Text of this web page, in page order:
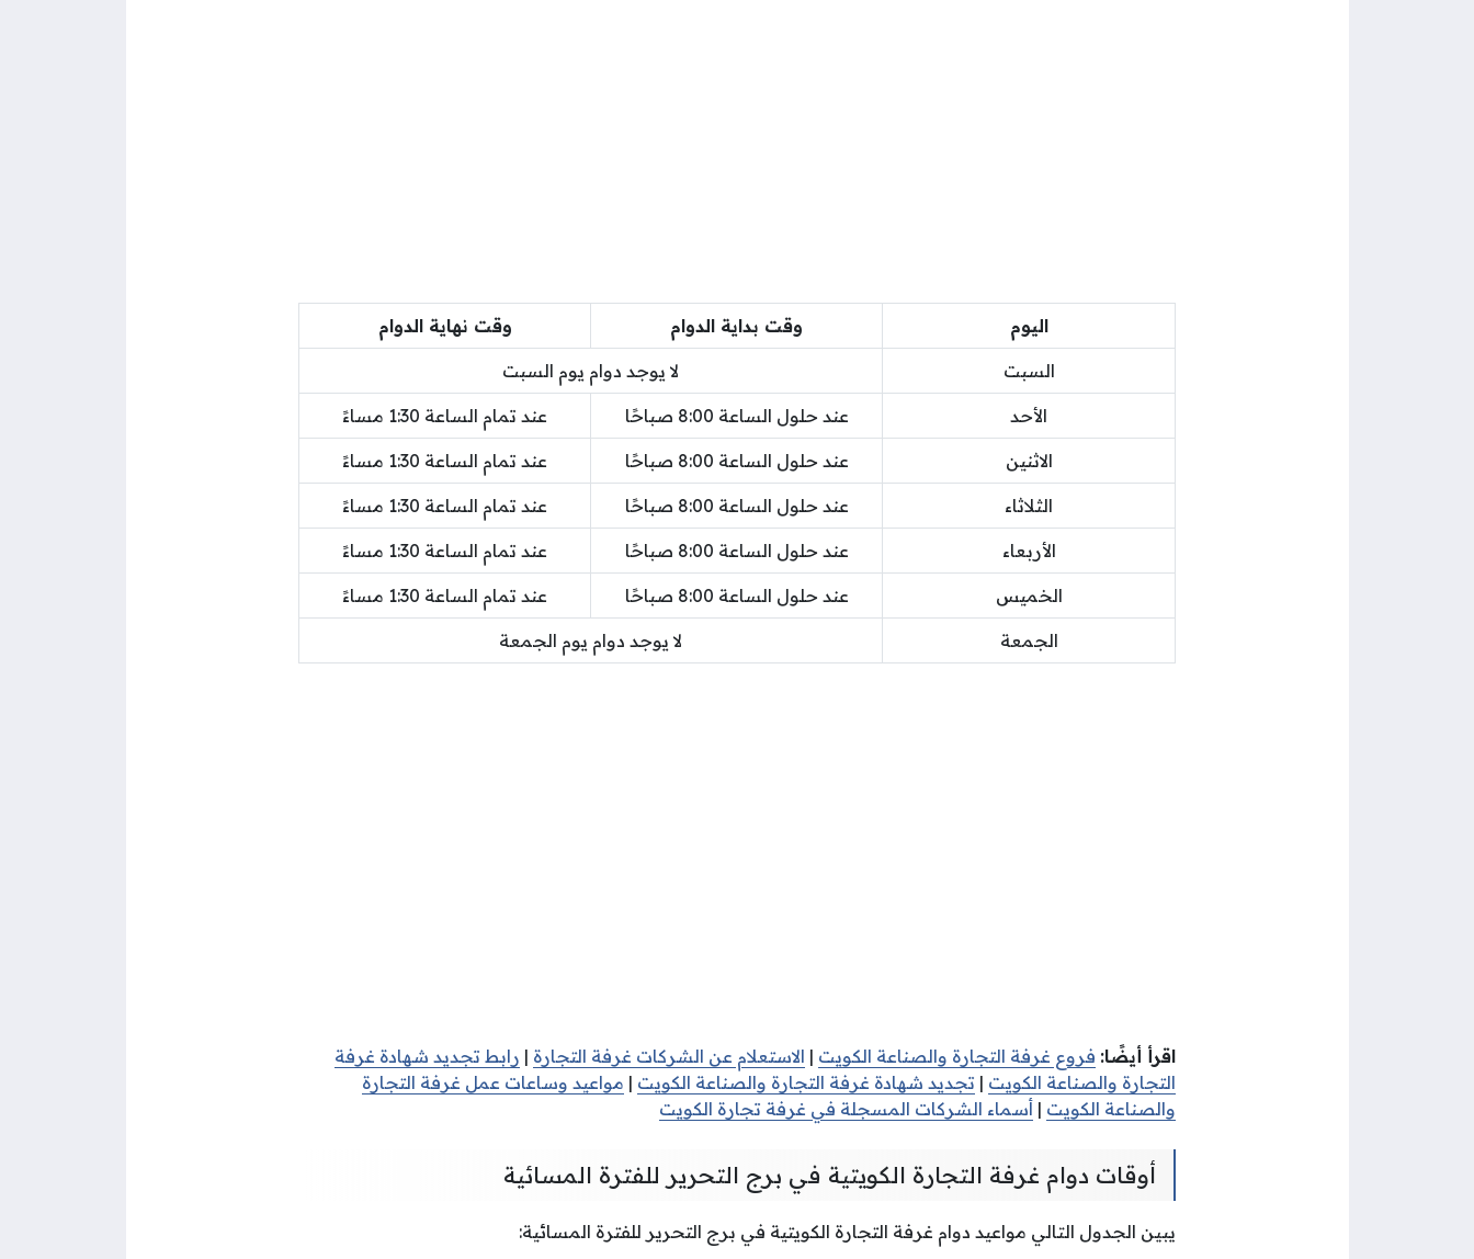
اليوم وقت بداية الدوام وقت نهاية الدوام
السبت لا يوجد دوام يوم السبت
الأحد عند حلول الساعة 8:00 صباحًا عند تمام الساعة 1:30 مساءً
الاثنين عند حلول الساعة 8:00 صباحًا عند تمام الساعة 1:30 مساءً
الثلاثاء عند حلول الساعة 8:00 صباحًا عند تمام الساعة 1:30 مساءً
الأربعاء عند حلول الساعة 8:00 صباحًا عند تمام الساعة 1:30 مساءً
الخميس عند حلول الساعة 8:00 صباحًا عند تمام الساعة 1:30 مساءً
الجمعة لا يوجد دوام يوم الجمعة
اقرأ أيضًا: فروع غرفة التجارة والصناعة الكويت | الاستعلام عن الشركات غرفة التجارة | رابط تجديد شهادة غرفة
التجارة والصناعة الكويت | تجديد شهادة غرفة التجارة والصناعة الكويت | مواعيد وساعات عمل غرفة التجارة
والصناعة الكويت | أسماء الشركات المسجلة في غرفة تجارة الكويت
أوقات دوام غرفة التجارة الكويتية في برج التحرير للفترة المسائية
يبين الجدول التالي مواعيد دوام غرفة التجارة الكويتية في برج التحرير للفترة المسائية: